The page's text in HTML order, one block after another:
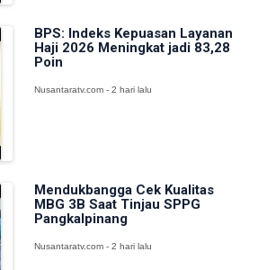
BPS: Indeks Kepuasan Layanan
Haji 2026 Meningkat jadi 83,28
Poin
Nusantaratv.com - 2 hari lalu
Mendukbangga Cek Kualitas
MBG 3B Saat Tinjau SPPG
Pangkalpinang
Nusantaratv.com - 2 hari lalu